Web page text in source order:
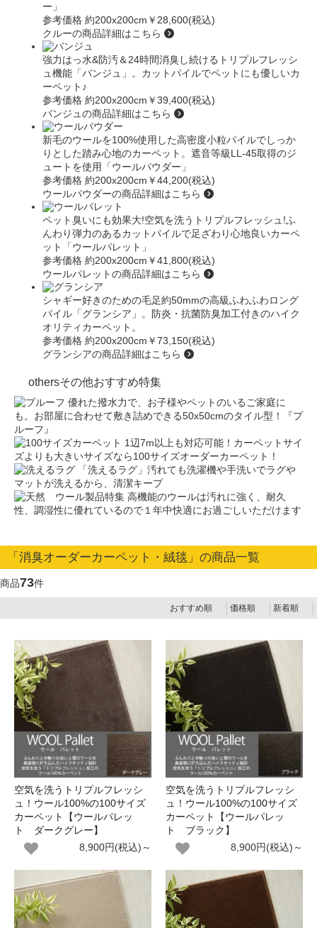
ー」
参考価格 約200x200cm ￥28,600(税込)
クルーの商品詳細はこちら
強力はっ水&防汚＆24時間消臭し続けるトリプルフレッシ
ュ機能 「バンジュ」
。カットパイルでペットにも優しいカ
ーペット♪
参考価格 約200x200cm ￥39,400(税込)
バンジュの商品詳細はこちら
新毛のウールを100%使用した高密度小粒パイルでしっか
りとした踏み心地のカーペット。遮音等級LL-45取得のジ
ュートを使用
「ウールパウダー」
参考価格 約200x200cm ￥44,200(税込)
ウールパウダーの商品詳細はこちら
ペット臭いにも効果大!空気を洗うトリプルフレッシュ!ふ
んわり弾力のあるカットパイルで足ざわり心地良いカーペ
ット
「ウールパレット」
参考価格 約200x200cm ￥41,800(税込)
ウールパレットの商品詳細はこちら
シャギー好きのための毛足約50mmの高級ふわふわロング
パイル 「グランシア」
。防炎・抗菌防臭加工付きのハイク
オリティカーペット。
参考価格 約200x200cm ￥73,150(税込)
グランシアの商品詳細はこちら
othersその他おすすめ特集
優れた撥水力で、お子様やペットのいるご家庭に
も。お部屋に合わせて敷き詰めできる50x50cmのタイル型！『プ
ルーフ』
1辺7m以上も対応可能！カーペットサイ
ズよりも大きいサイズなら100サイズオーダーカーペット！
「洗えるラグ」汚れても洗濯機や手洗いでラグや
マットが洗えるから、清潔キープ
高機能のウールは汚れに強く、耐久
性、調湿性に優れているので１年中快適にお過ごしいただけます
「消臭オーダーカーペット・絨毯」の商品一覧
商品73件
おすすめ順 価格順 新着順
空気を洗うトリプルフレッシ
ュ！ウール100%の100サイズ
カーペット【ウールパレッ
ト ダークグレー】
8,900円(税込)～
空気を洗うトリプルフレッシ
ュ！ウール100%の100サイズ
カーペット【ウールパレッ
ト ブラック】
8,900円(税込)～